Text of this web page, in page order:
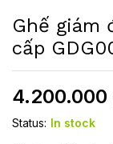
Ghế giám
cấp
4.200.000
Status: In stock